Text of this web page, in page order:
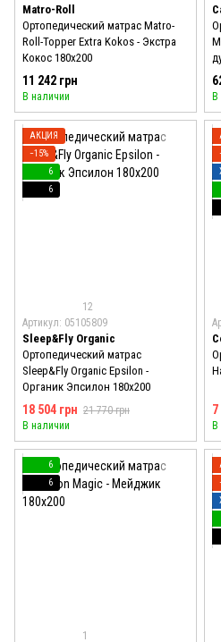
Matro-Roll
Ортопедический матрас Matro-
Roll-Topper Extra Kokos - Экстра
Кокос 180x200
11 242 грн
В наличии В
АКЦИЯ
−15%
6
6
12
Артикул: 05105809
Sleep&Fly Organic
Ортопедический матрас
Sleep&Fly Organic Epsilon -
Органик Эпсилон 180x200
18 504 грн 21 770 грн
В наличии
7
В
6
6
1